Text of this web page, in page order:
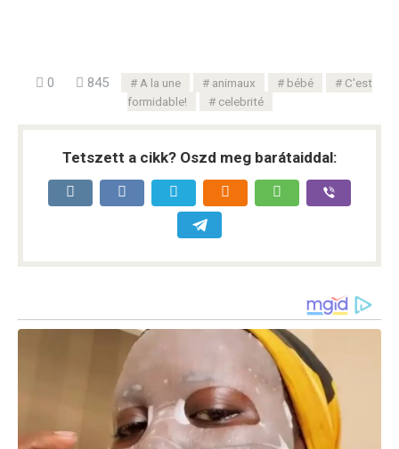
0 845 A la une animaux bébé
C'est
formidable!
celebrité
Tetszett a cikk? Oszd meg barátaiddal: